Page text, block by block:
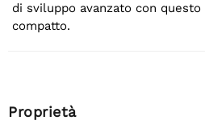
di sviluppo avanzato con
compatto.
Proprietà